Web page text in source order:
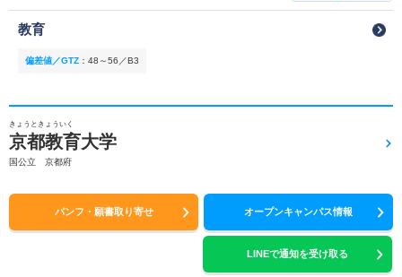
教育
偏差値／GTZ ： 48～56／B3
きょうときょういく
京都教育大学
国公立 京都府
パンフ・願書取り寄せ オープンキャンパス情報
LINEで通知を受け取る